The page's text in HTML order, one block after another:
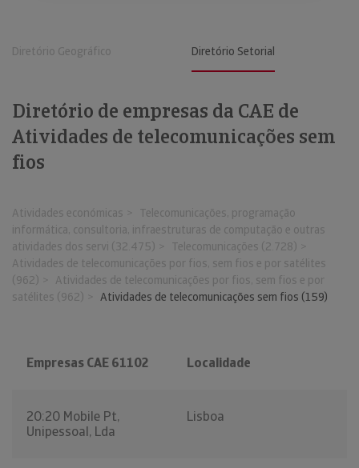
Diretório Geográfico Diretório Setorial
Diretório de empresas da CAE de
Atividades de telecomunicações sem
fios
Atividades económicas
Telecomunicações, programação
informática, consultoria, infraestruturas de computação e outras
atividades dos servi (32.475)
Telecomunicações (2.728)
Atividades de telecomunicações por fios, sem fios e por satélites
(962)
Atividades de telecomunicações por fios, sem fios e por
satélites (962)
Atividades de telecomunicações sem fios (159)
Empresas CAE 61102 Localidade
20:20 Mobile Pt,
Unipessoal, Lda
Lisboa